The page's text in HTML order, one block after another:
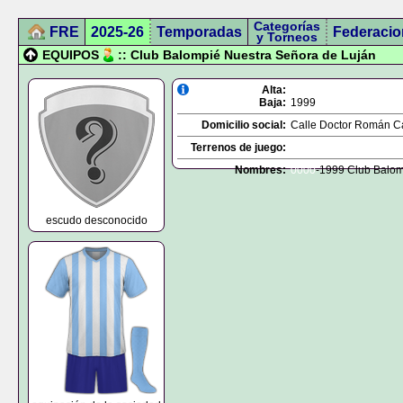
FRE 2025-26 Temporadas Categorías
y Torneos
EQUIPOS :: Club Balompié Nuestra Señora de Luján
escudo desconocido
Alta:
Baja: 1999
Domicilio social: Calle Doctor Román
Terrenos de juego:
Nombres: 0000-1999 Club